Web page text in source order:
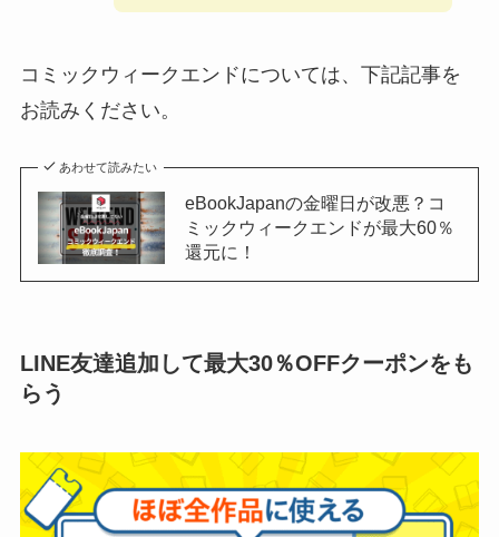
コミックウィークエンドについては、下記記事を
お読みください。
あわせて読みたい
eBookJapanの金曜日が改悪？コ
ミックウィークエンドが最大60％
還元に！
LINE友達追加して最大30％OFFクーポンをも
らう